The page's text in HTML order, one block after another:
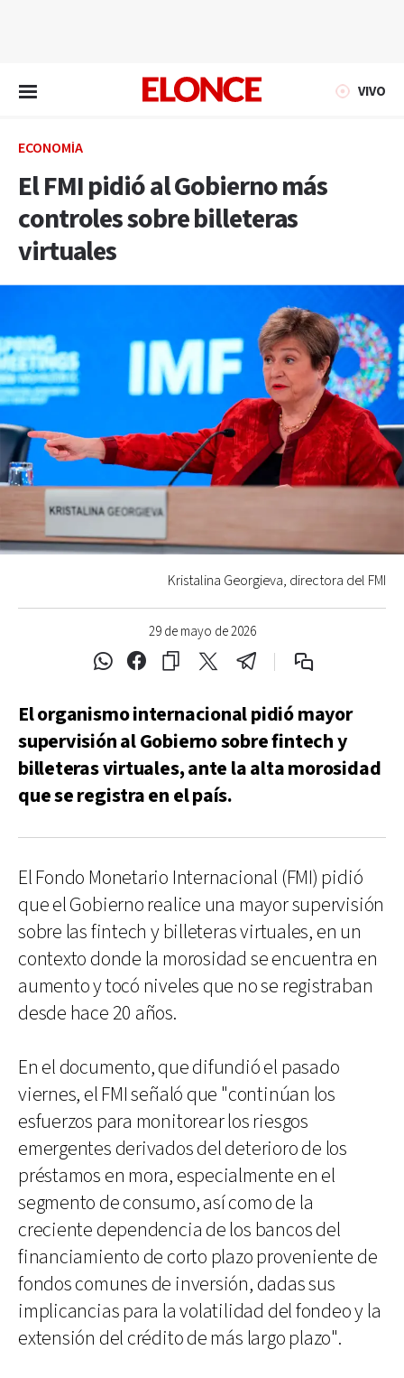
VIVO
ECONOMÍA
El FMI pidió al Gobierno más
controles sobre billeteras
virtuales
29 de mayo de 2026
Kristalina Georgieva, directora del FMI
El organismo internacional pidió mayor
supervisión al Gobierno sobre fintech y
billeteras virtuales, ante la alta morosidad
que se registra en el país.
El Fondo Monetario Internacional (FMI) pidió
que el Gobierno realice una mayor supervisión
sobre las fintech y billeteras virtuales, en un
contexto donde la morosidad se encuentra en
aumento y tocó niveles que no se registraban
desde hace 20 años.
En el documento, que difundió el pasado
viernes, el FMI señaló que "continúan los
esfuerzos para monitorear los riesgos
emergentes derivados del deterioro de los
préstamos en mora, especialmente en el
segmento de consumo, así como de la
creciente dependencia de los bancos del
financiamiento de corto plazo proveniente de
fondos comunes de inversión, dadas sus
implicancias para la volatilidad del fondeo y la
extensión del crédito de más largo plazo".